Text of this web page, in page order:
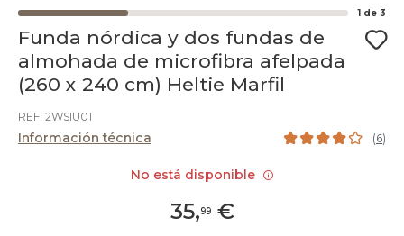
1 de 3
Funda nórdica y dos fundas de
almohada de microfibra afelpada
(260 x 240 cm) Heltie Marfil
REF. 2WSIU01
Información técnica (6)
35,99€